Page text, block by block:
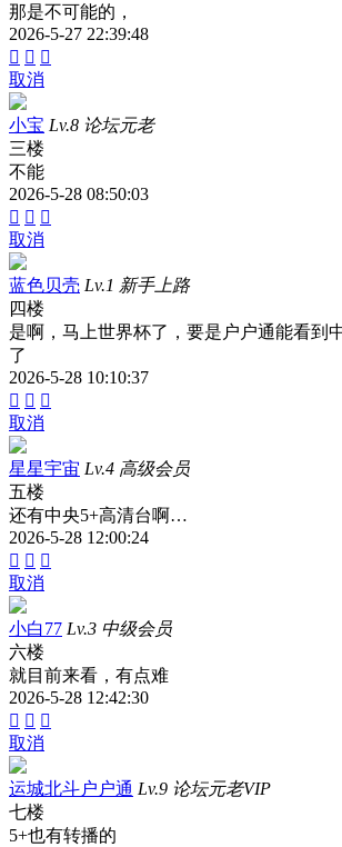
那是不可能的，
2026-5-27 22:39:48
  
取消
小宝 Lv.8 论坛元老
三楼
不能
2026-5-28 08:50:03
  
取消
蓝色贝壳 Lv.1 新手上路
四楼
是啊，马上世界杯了，要是户户通能看到
了
2026-5-28 10:10:37
  
取消
星星宇宙 Lv.4 高级会员
五楼
还有中央5+高清台啊…
2026-5-28 12:00:24
  
取消
小白77 Lv.3 中级会员
六楼
就目前来看，有点难
2026-5-28 12:42:30
  
取消
运城北斗户户通 Lv.9 论坛元老VIP
七楼
5+也有转播的